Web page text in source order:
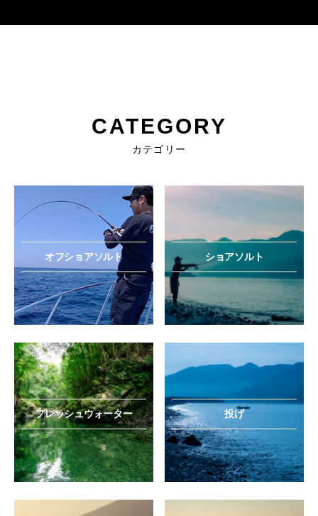
CATEGORY
カテゴリー
オフショアソルト ショアソルト
フレッシュウォーター 投げ